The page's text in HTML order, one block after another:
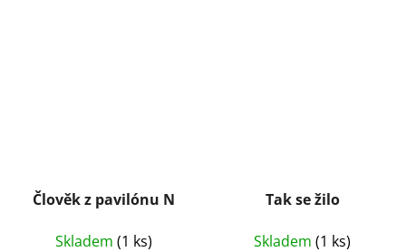
Člověk z pavilónu N
Skladem (1 ks)
Tak se žilo
Skladem (1 ks)